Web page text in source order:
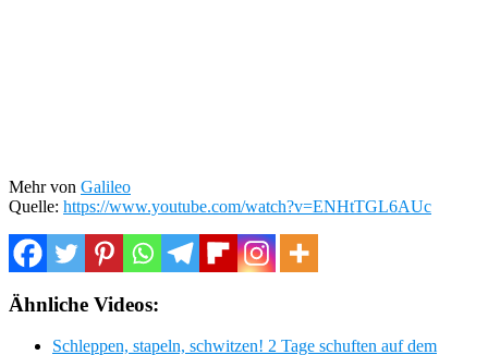
Mehr von Galileo
Quelle: https://www.youtube.com/watch?v=ENHtTGL6AUc
Ähnliche Videos:
Schleppen, stapeln, schwitzen! 2 Tage schuften auf dem